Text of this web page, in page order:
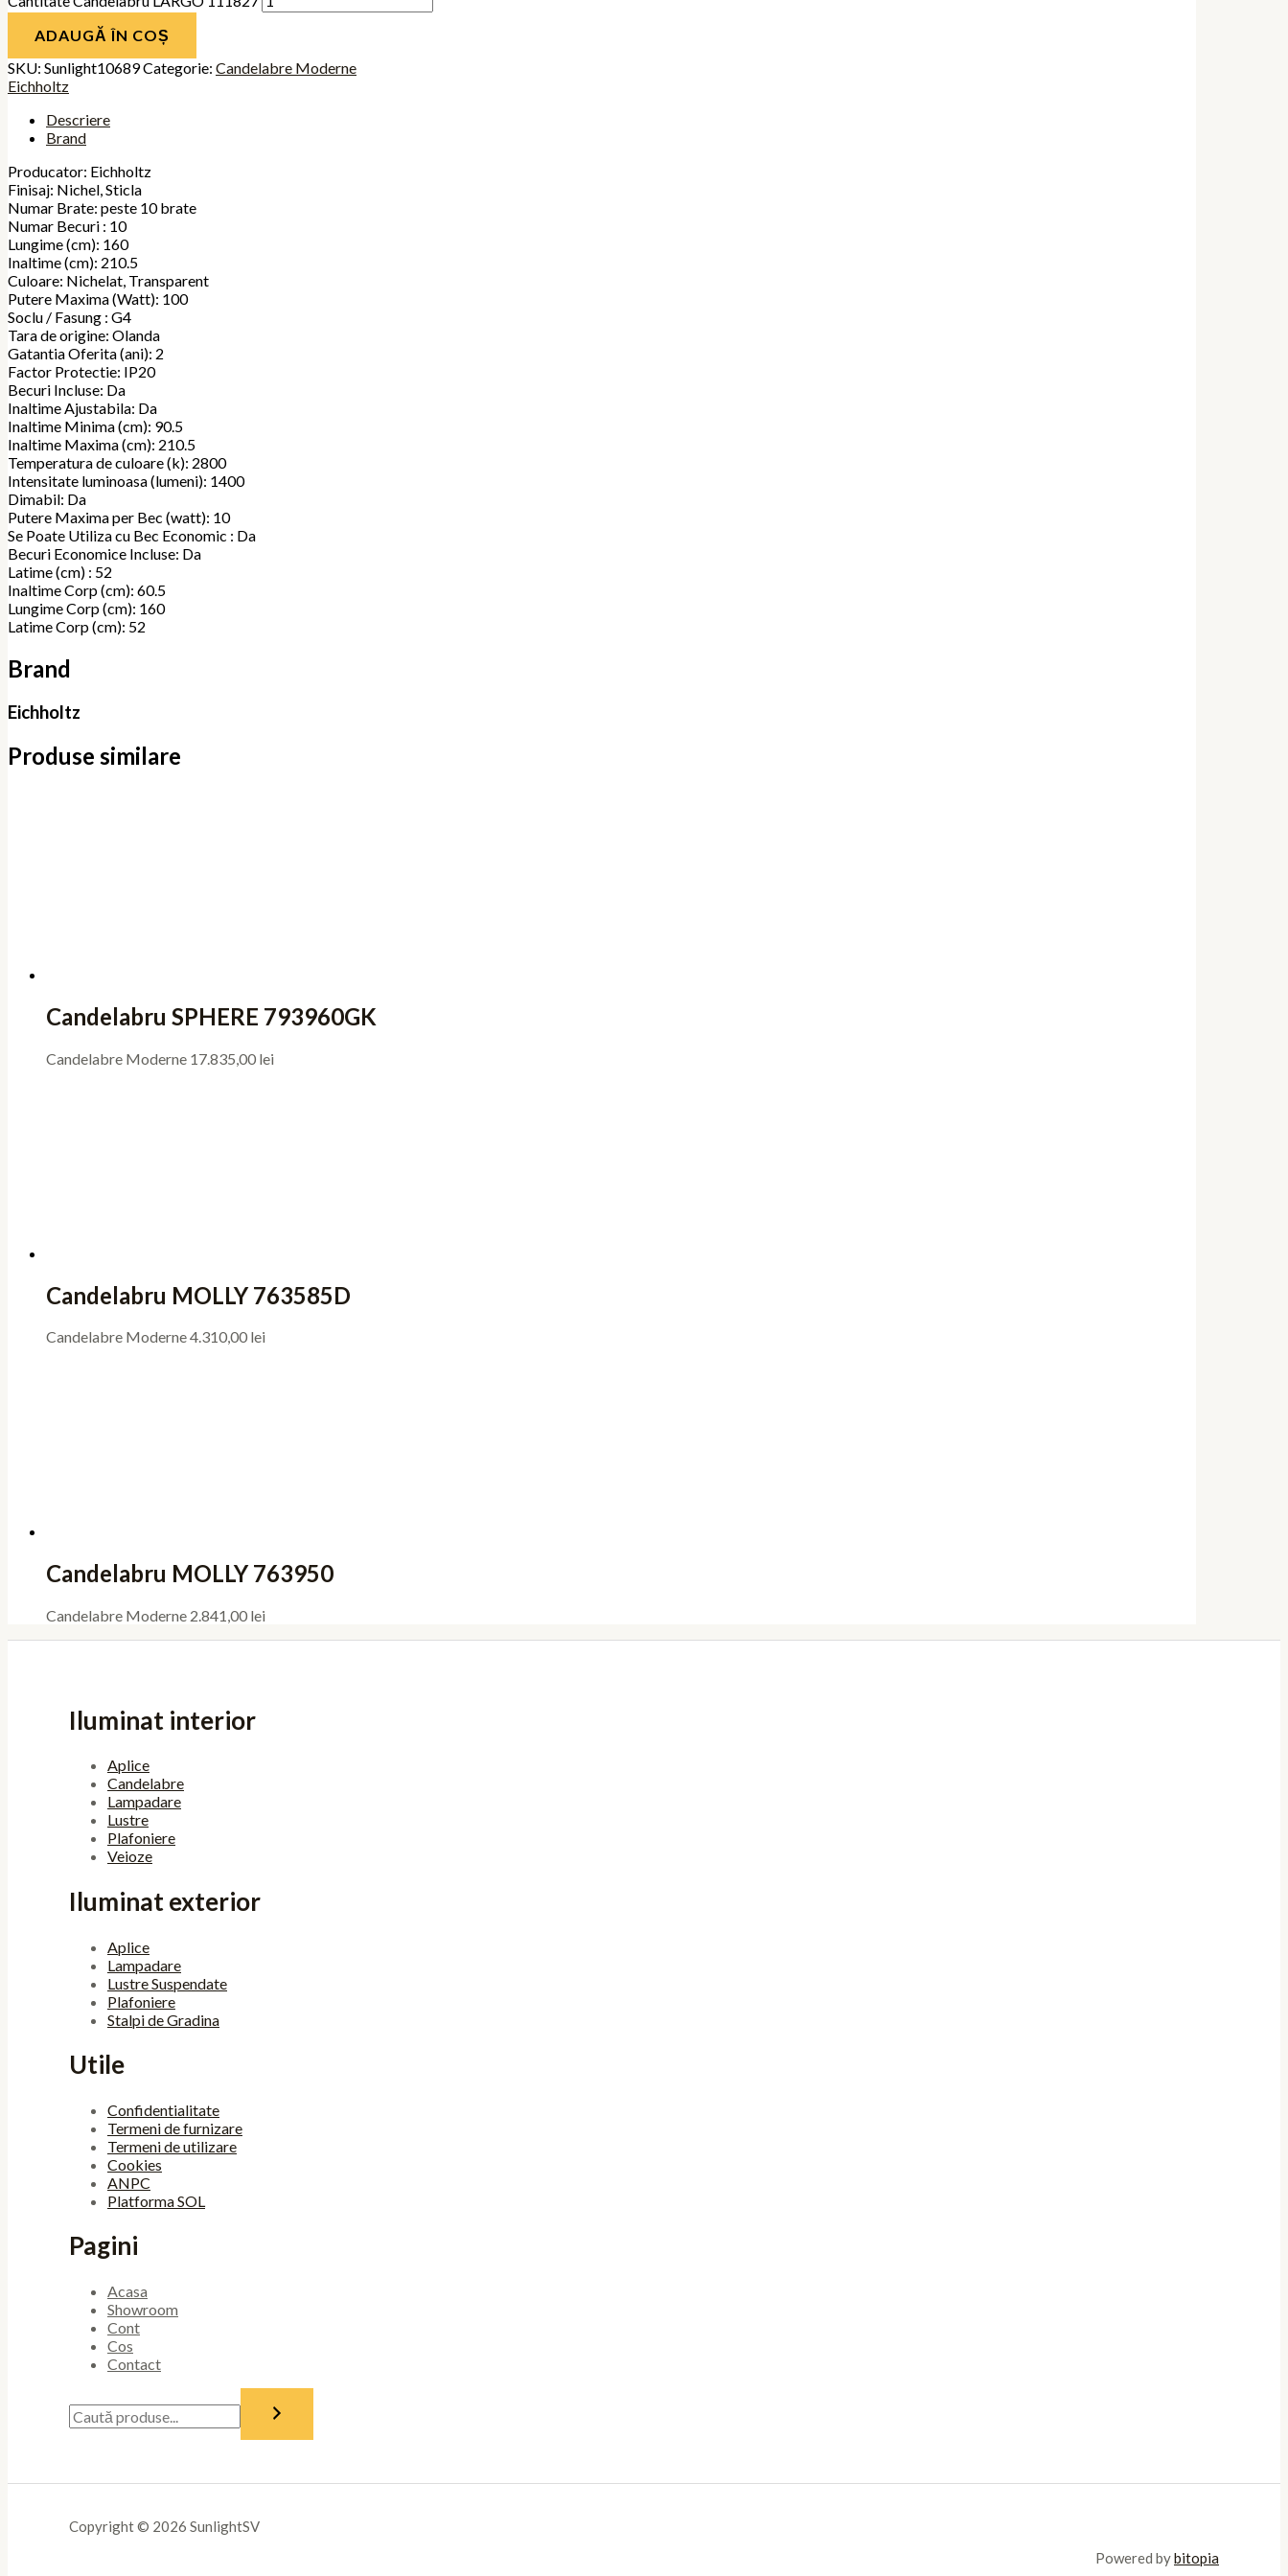
ADAUGĂ ÎN COȘ
SKU: Sunlight10689Categorie: Candelabre Moderne
Eichholtz
Descriere
Brand
Producator: Eichholtz
Finisaj: Nichel, Sticla
Numar Brate: peste 10 brate
Numar Becuri : 10
Lungime (cm): 160
Inaltime (cm): 210.5
Culoare: Nichelat, Transparent
Putere Maxima (Watt): 100
Soclu / Fasung : G4
Tara de origine: Olanda
Gatantia Oferita (ani): 2
Factor Protectie: IP20
Becuri Incluse: Da
Inaltime Ajustabila: Da
Inaltime Minima (cm): 90.5
Inaltime Maxima (cm): 210.5
Temperatura de culoare (k): 2800
Intensitate luminoasa (lumeni): 1400
Dimabil: Da
Putere Maxima per Bec (watt): 10
Se Poate Utiliza cu Bec Economic : Da
Becuri Economice Incluse: Da
Latime (cm) : 52
Inaltime Corp (cm): 60.5
Lungime Corp (cm): 160
Latime Corp (cm): 52
Brand
Eichholtz
Produse similare
Candelabru SPHERE 793960GK
Candelabre Moderne 17.835,00 lei
Candelabru MOLLY 763585D
Candelabre Moderne4.310,00 lei
Candelabru MOLLY 763950
Candelabre Moderne 2.841,00 lei
Iluminat interior
Aplice
Candelabre
Lampadare
Lustre
Plafoniere
Veioze
Iluminat exterior
Aplice
Lampadare
Lustre Suspendate
Plafoniere
Stalpi de Gradina
Utile
Confidentialitate
Termeni de furnizare
Termeni de utilizare
Cookies
ANPC
Platforma SOL
Pagini
Acasa
Showroom
Cont
Cos
Contact
Copyright © 2026 SunlightSV
Powered bybitopia